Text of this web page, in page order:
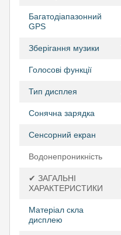
Багатодіапазонний
GPS
Зберігання музики
Голосові функції
Тип дисплея
Сонячна зарядка
Сенсорний екран
Водонепроникність
✔ ЗАГАЛЬНІ
ХАРАКТЕРИСТИКИ
Матеріал скла
дисплею